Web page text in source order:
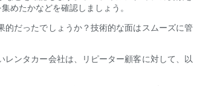
めたかなどを確認しましょう。
だったでしょうか？技術的な面はスムーズに管
ンタカー会社は、リピーター顧客に対して、以